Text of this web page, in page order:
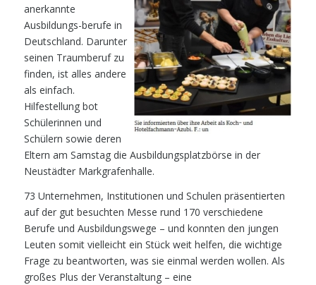
anerkannte
Ausbildungs-berufe in
Deutschland. Darunter
seinen Traumberuf zu
finden, ist alles andere
als einfach.
Hilfestellung bot
Schülerinnen und
Schülern sowie deren
Eltern am Samstag die Ausbildungsplatzbörse in der
Neustädter Markgrafenhalle.
73 Unternehmen, Institutionen und Schulen präsentierten
auf der gut besuchten Messe rund 170 verschiedene
Berufe und Ausbildungswege – und konnten den jungen
Leuten somit vielleicht ein Stück weit helfen, die wichtige
Frage zu beantworten, was sie einmal werden wollen. Als
großes Plus der Veranstaltung – eine